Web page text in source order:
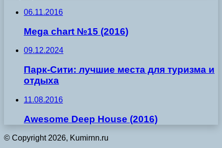
06.11.2016
Mega chart №15 (2016)
09.12.2024
Парк-Сити: лучшие места для туризма и
отдыха
11.08.2016
Awesome Deep House (2016)
© Copyright 2026, Kumirnn.ru